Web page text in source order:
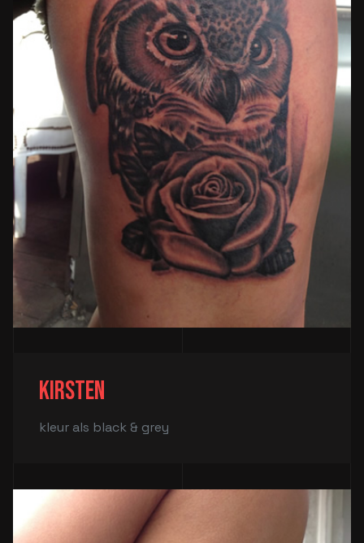
Kirsten
kleur als black & grey